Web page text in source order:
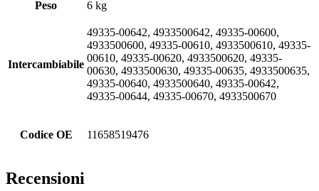
Peso 6 kg
Intercambiabile
49335-00642, 4933500642, 49335-00600,
4933500600, 49335-00610, 4933500610, 49335-
00610, 49335-00620, 4933500620, 49335-
00630, 4933500630, 49335-00635, 4933500635,
49335-00640, 4933500640, 49335-00642,
49335-00644, 49335-00670, 4933500670
Codice OE 11658519476
Recensioni